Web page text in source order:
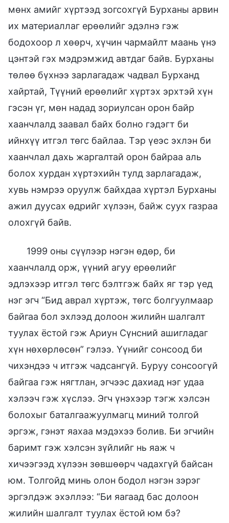
мөнх амийг хүртээд зогсохгүй Бурханы арвин
их материаллаг ерөөлийг эдэлнэ гэж
бодохоор л хөөрч, хүчин чармайлт маань үнэ
цэнтэй гэх мэдрэмжид автдаг байв. Бурханы
төлөө бүхнээ зарлагадаж чадвал Бурханд
хайртай, Түүний ерөөлийг хүртэх эрхтэй хүн
гэсэн үг, мөн надад зориулсан орон байр
хаанчлалд заавал байх болно гэдэгт би
ийнхүү итгэл төгс байлаа. Тэр үеэс эхлэн би
хаанчлал дахь жаргалтай орон байраа аль
болох хурдан хүртэхийн тулд зарлагадаж,
хувь нэмрээ оруулж байхдаа хүртэл Бурханы
ажил дуусах өдрийг хүлээн, байж суух газраа
олохгүй байв.
1999 оны сүүлээр нэгэн өдөр, би
хаанчлалд орж, үүний агуу ерөөлийг
эдлэхээр итгэл төгс бэлтгэж байх яг тэр үед
нэг эгч “Бид аврал хүртэж, төгс болгуулмаар
байгаа бол эхлээд долоон жилийн шалгалт
туулах ёстой гэж Ариун Сүнсний ашигладаг
хүн нөхөрлөсөн” гэлээ. Үүнийг сонсоод би
чихэндээ ч итгэж чадсангүй. Буруу сонсоогүй
байгаа гэж нягтлан, эгчээс дахиад нэг удаа
хэлээч гэж хүслээ. Эгч үнэхээр тэгж хэлсэн
болохыг баталгаажуулмагц миний толгой
эргэж, гэнэт яахаа мэдэхээ болив. Би эгчийн
баримт гэж хэлсэн зүйлийг нь яаж ч
хичээгээд хүлээн зөвшөөрч чадахгүй байсан
юм. Толгойд минь олон бодол нэгэн зэрэг
эргэлдэж эхэллээ: “Би яагаад бас долоон
жилийн шалгалт туулах ёстой юм бэ?